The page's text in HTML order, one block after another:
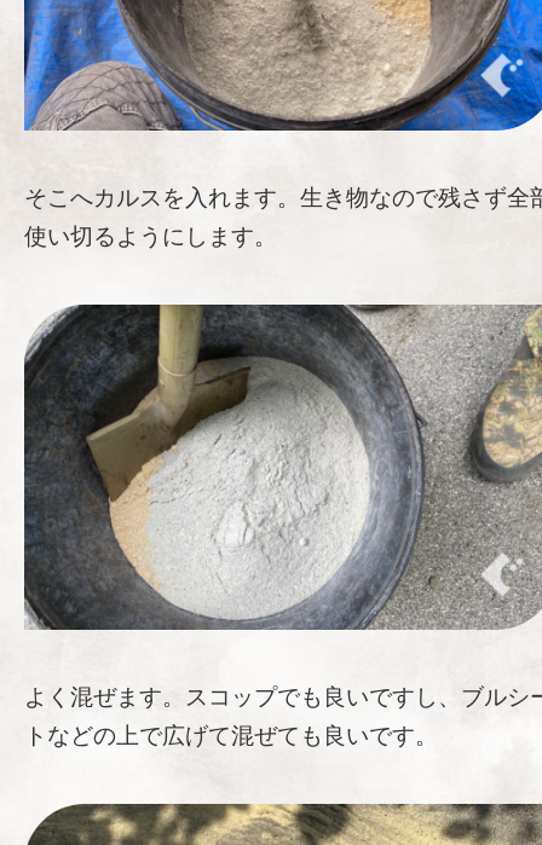
そこへカルスを入れます。生き物なので残さず全
使い切るようにします。
よく混ぜます。スコップでも良いですし、ブルシ
トなどの上で広げて混ぜても良いです。